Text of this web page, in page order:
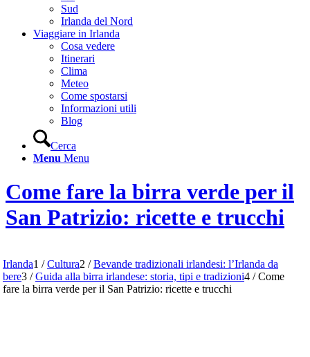
Sud
Irlanda del Nord
Viaggiare in Irlanda
Cosa vedere
Itinerari
Clima
Meteo
Come spostarsi
Informazioni utili
Blog
Cerca
Menu Menu
Come fare la birra verde per il
San Patrizio: ricette e trucchi
Irlanda1 / Cultura2 / Bevande tradizionali irlandesi: l’Irlanda da
bere3 / Guida alla birra irlandese: storia, tipi e tradizioni4 / Come
fare la birra verde per il San Patrizio: ricette e trucchi